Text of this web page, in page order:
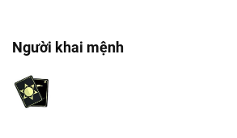
Người khai mệnh